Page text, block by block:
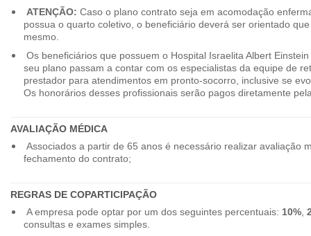
ATENÇÃO: Caso o plano contrato seja em acomodação
possua o quarto coletivo, o beneficiário deverá ser orientado
mesmo.
Os beneficiários que possuem o Hospital Israelita Albert
seu plano passam a contar com os especialistas da equipe de
prestador para atendimentos em pronto-socorro, inclusive se
Os honorários desses profissionais serão pagos diretamente
AVALIAÇÃO MÉDICA
Associados a partir de 65 anos é necessário realizar avaliação
fechamento do contrato;
REGRAS DE COPARTICIPAÇÃO
A empresa pode optar por um dos seguintes percentuais: 10%,
consultas e exames simples.